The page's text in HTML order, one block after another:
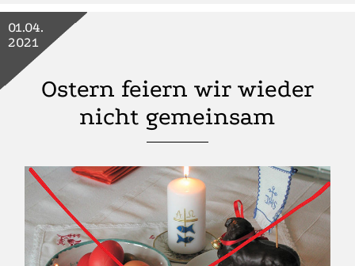
Ostern feiern wir wieder
nicht gemeinsam
01.04.
2021